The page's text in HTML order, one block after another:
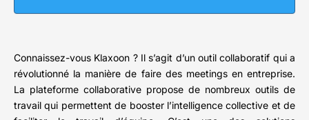
Connaissez-vous Klaxoon ? Il s’agit d’un outil collaboratif qui a
révolutionné la manière de faire des meetings en entreprise.
La plateforme collaborative propose de nombreux outils de
travail qui permettent de booster l’intelligence collective et de